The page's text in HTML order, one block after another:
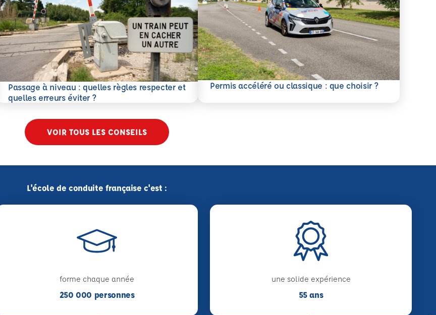
Passage à niveau : quelles règles respecter et
quelles erreurs éviter ?
En savoir plus
Permis accéléré ou classique : que choisir ?
En savoir plus
VOIR TOUS LES CONSEILS
L'école de conduite française c'est :
forme chaque année
250 000 personnes
une solide expérience
55 ans